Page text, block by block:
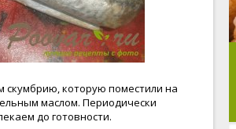
скумбрию, которую поместили на
маслом. Периодически
до готовности.